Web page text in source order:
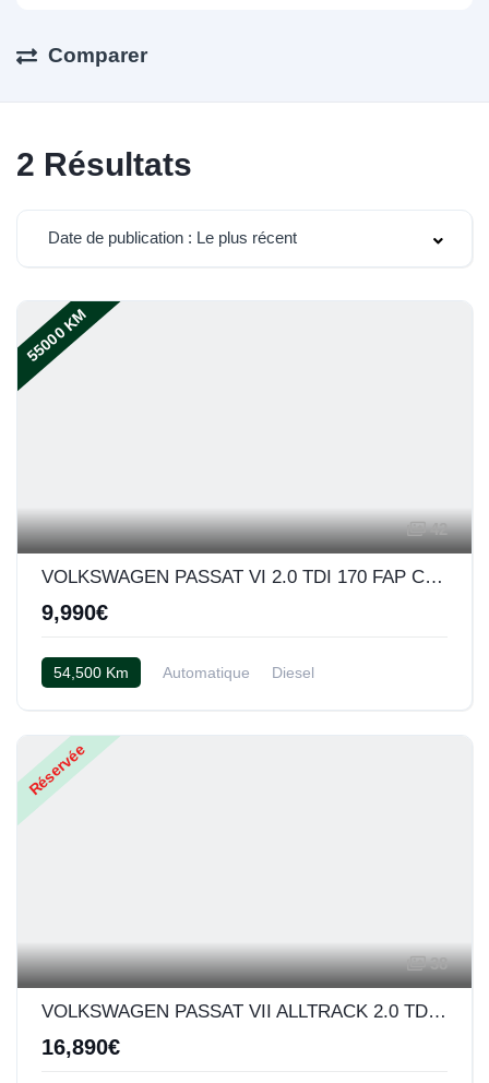
Comparer
2 Résultats
Date de publication : Le plus récent
55000 KM
42
VOLKSWAGEN PASSAT VI 2.0 TDI 170 FAP CARAT DSG
9,990€
54,500 Km Automatique
Diesel
Réservée
38
VOLKSWAGEN PASSAT VII ALLTRACK 2.0 TDI 170 BLUEMOTION TECHNOLOGY 4MOTION DSG6
16,890€